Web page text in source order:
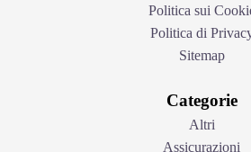
Politica sui
Politica di
Sitemap
Categorie
Altri
Assicurazioni